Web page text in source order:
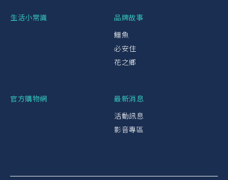
生活小常識
品牌故事
鱷魚
必安住
花之鄉
官方購物網
最新消息
活動訊息
影音專區